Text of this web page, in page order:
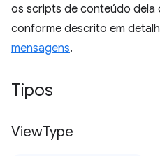
os scripts de conteúdo dela
conforme descrito em
mensagens.
Tipos
ViewType